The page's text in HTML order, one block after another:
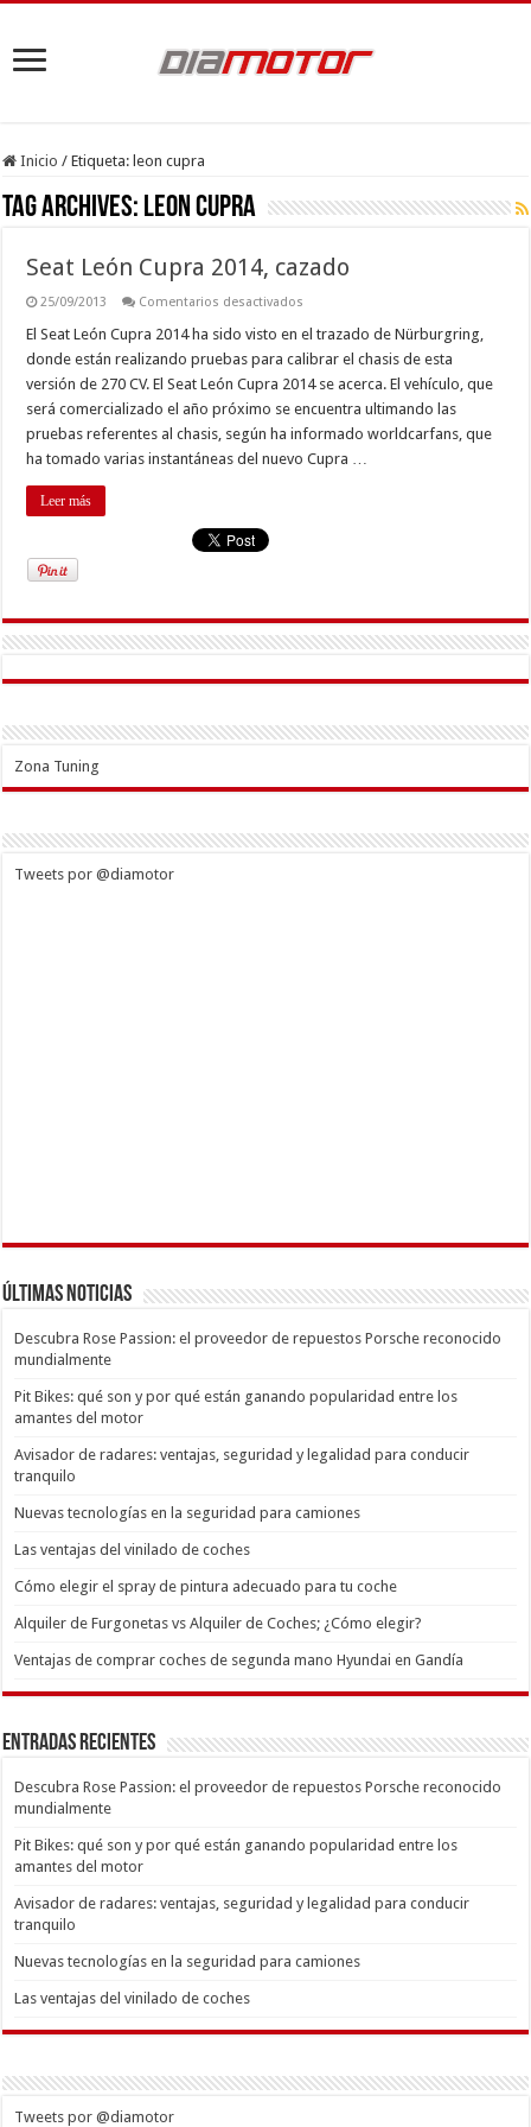
Inicio / Etiqueta: leon cupra
Tag Archives: leon cupra
Seat León Cupra 2014, cazado
25/09/2013 Comentarios desactivados
León
2014,
cazado
El Seat León Cupra 2014 ha sido visto en el trazado de Nürburgring,
donde están realizando pruebas para calibrar el chasis de esta
versión de 270 CV. El Seat León Cupra 2014 se acerca. El vehículo, que
será comercializado el año próximo se encuentra ultimando las
pruebas referentes al chasis, según ha informado worldcarfans, que
ha tomado varias instantáneas del nuevo Cupra …
Leer más
Zona Tuning
Tweets por @diamotor
Últimas Noticias
Descubra Rose Passion: el proveedor de repuestos Porsche reconocido
mundialmente
Pit Bikes: qué son y por qué están ganando popularidad entre los
amantes del motor
Avisador de radares: ventajas, seguridad y legalidad para conducir
tranquilo
Nuevas tecnologías en la seguridad para camiones
Las ventajas del vinilado de coches
Cómo elegir el spray de pintura adecuado para tu coche
Alquiler de Furgonetas vs Alquiler de Coches; ¿Cómo elegir?
Ventajas de comprar coches de segunda mano Hyundai en Gandía
Entradas recientes
Descubra Rose Passion: el proveedor de repuestos Porsche reconocido
mundialmente
Pit Bikes: qué son y por qué están ganando popularidad entre los
amantes del motor
Avisador de radares: ventajas, seguridad y legalidad para conducir
tranquilo
Nuevas tecnologías en la seguridad para camiones
Las ventajas del vinilado de coches
Tweets por @diamotor